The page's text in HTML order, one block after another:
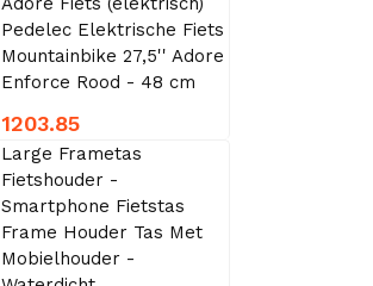
Pedelec Elektrische Fiets
Mountainbike 27,5'' Adore
Enforce Rood - 48 cm
1203.85
Large Frametas
Fietshouder -
Smartphone Fietstas
Frame Houder Tas Met
Mobielhouder -